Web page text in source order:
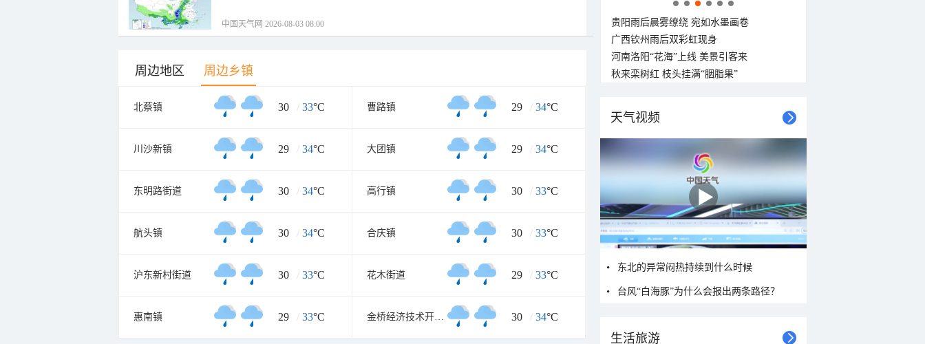
中国天气网 2026-08-03 08:00
周边地区 周边乡镇
北蔡镇 30 / 33°C 曹路镇 29 / 34°C
川沙新镇 29 / 34°C 大团镇 29 / 34°C
东明路街道 30 / 34°C 高行镇 30 / 33°C
航头镇 30 / 34°C 合庆镇 30 / 33°C
沪东新村街道 30 / 33°C 花木街道 29 / 33°C
惠南镇 29 / 33°C 金桥经济技术开发区 30 / 34°C
贵阳雨后晨雾缭绕 宛如水墨画卷
广西钦州雨后双彩虹现身
河南洛阳“花海”上线 美景引客来
秋来栾树红 枝头挂满“胭脂果”
天气视频
东北的异常闷热持续到什么时候
台风“白海豚”为什么会报出两条路径？
生活旅游